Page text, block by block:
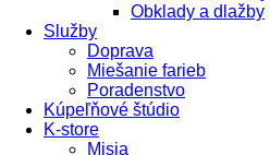
Obklady a dlažby
Služby
Doprava
Miešanie farieb
Poradenstvo
Kúpeľňové štúdio
K-store
Misia